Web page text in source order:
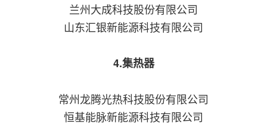
兰州大成科技股份有限公司
山东汇银新能源科技有限公司
4.集热器
常州龙腾光热科技股份有限公司
恒基能脉新能源科技有限公司